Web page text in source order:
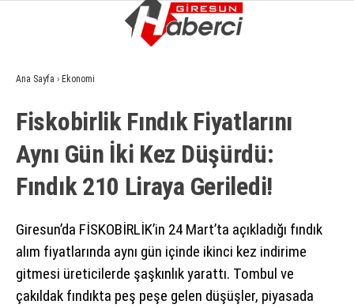
GÜNDEM
EKONOMI
SIYASET
ASAYIŞ
SPOR
YAŞAM
Ana Sayfa › Ekonomi
Fiskobirlik Fındık Fiyatlarını
Aynı Gün İki Kez Düşürdü:
Fındık 210 Liraya Geriledi!
Giresun’da FİSKOBİRLİK’in 24 Mart’ta açıkladığı fındık
alım fiyatlarında aynı gün içinde ikinci kez indirime
gitmesi üreticilerde şaşkınlık yarattı. Tombul ve
çakıldak fındıkta peş peşe gelen düşüşler, piyasada